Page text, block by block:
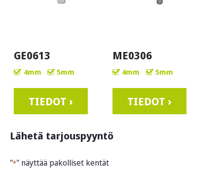
GE0613
4mm 5mm
TIEDOT ›
ME0306
4mm 5mm
TIEDOT ›
Lähetä tarjouspyyntö
"*" näyttää pakolliset kentät